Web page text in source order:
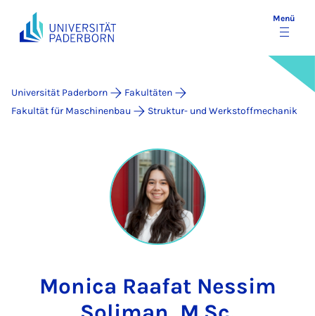
Menü
Universität Paderborn
Fakultäten
Fakultät für Maschinenbau
Struktur- und Werkstoffmechanik
Monica Raafat Nessim